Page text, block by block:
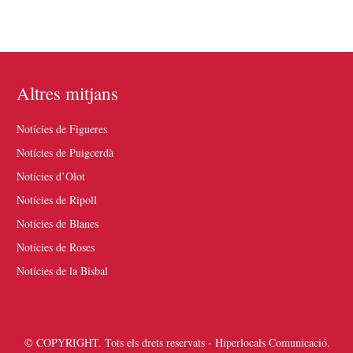
Altres mitjans
Notícies de Figueres
Notícies de Puigcerdà
Notícies d’Olot
Notícies de Ripoll
Notícies de Blanes
Notícies de Roses
Notícies de la Bisbal
© COPYRIGHT. Tots els drets reservats - Hiperlocals Comunicació.